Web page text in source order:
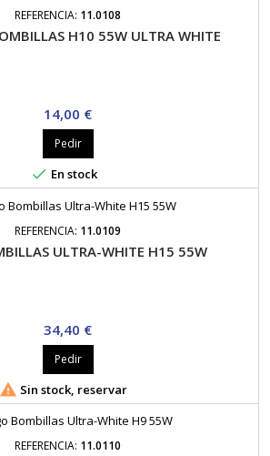
REFERENCIA: 11.0108
H10 55W ULTRA WHITE
Precio
14,00 €
Pedir
 En stock
REFERENCIA: 11.0109
ULTRA-WHITE H15 55W
Precio
34,40 €
Pedir
 Sin stock, reservar
REFERENCIA: 11.0110